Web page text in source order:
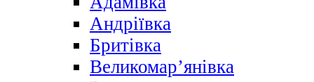
Андріївка
Бритівка
Великомар’янівка